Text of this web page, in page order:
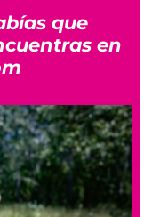
que
en